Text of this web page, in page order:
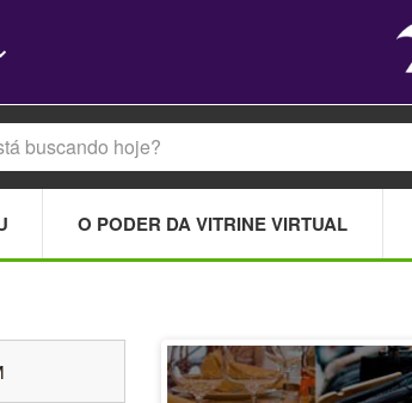
Do you own this
O PODER DA VITRINE VIRTUAL